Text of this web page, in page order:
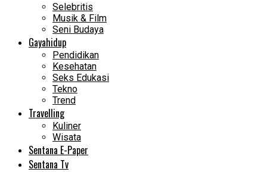
Selebritis
Musik & Film
Seni Budaya
Gayahidup
Pendidikan
Kesehatan
Seks Edukasi
Tekno
Trend
Travelling
Kuliner
Wisata
Sentana E-Paper
Sentana Tv